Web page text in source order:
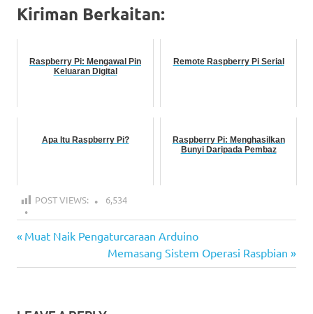
Kiriman Berkaitan:
Raspberry Pi: Mengawal Pin
Keluaran Digital
Remote Raspberry Pi Serial
Apa Itu Raspberry Pi?
Raspberry Pi: Menghasilkan
Bunyi Daripada Pembaz
POST VIEWS: 6,534
Raspberry
Pi
Post
navigation
Previous
Muat Naik Pengaturcaraan Arduino
Next
Post:
Memasang Sistem Operasi Raspbian